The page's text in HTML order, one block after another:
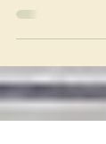
Abadia de
mosteiros da
Presidente